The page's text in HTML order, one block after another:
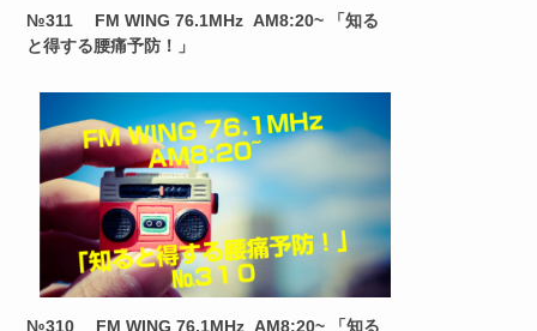
№311 FM WING 76.1MHz AM8:20~ 「知る
と得する腰痛予防！」
№310 FM WING 76.1MHz AM8:20~ 「知る